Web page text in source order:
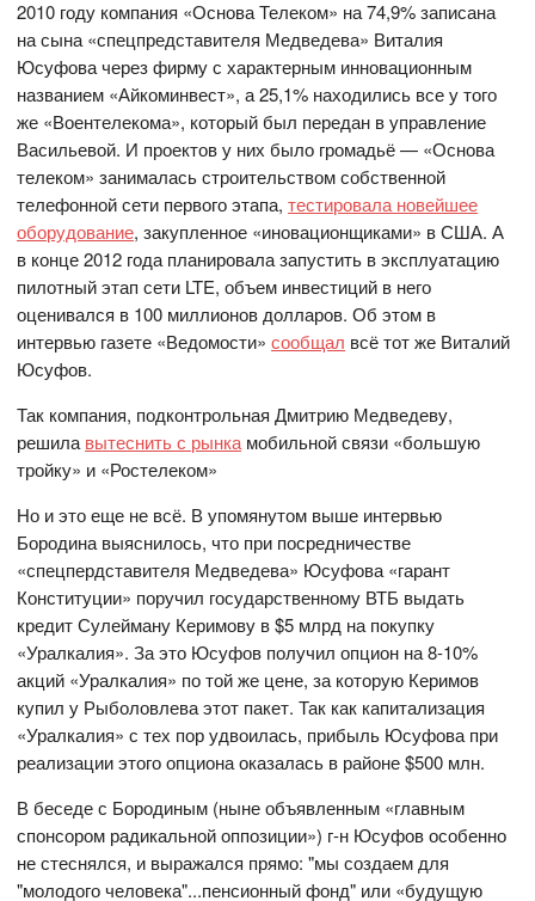
2010 году компания «Основа Телеком» на 74,9% записана
на сына «спецпредставителя Медведева» Виталия
Юсуфова через фирму с характерным инновационным
названием «Айкоминвест», а 25,1% находились все у того
же «Воентелекома», который был передан в управление
Васильевой. И проектов у них было громадьё — «Основа
телеком» занималась строительством собственной
телефонной сети первого этапа,тестировала новейшее
оборудование, закупленное «иновационщиками» в США. А
в конце 2012 года планировала запустить в эксплуатацию
пилотный этап сети LTE, объем инвестиций в него
оценивался в 100 миллионов долларов. Об этом в
интервью газете «Ведомости»сообщал всё тот же Виталий
Юсуфов.
Так компания, подконтрольная Дмитрию Медведеву,
решилавытеснить с рынкамобильной связи «большую
тройку» и «Ростелеком»
Но и это еще не всё. В упомянутом выше интервью
Бородина выяснилось, что при посредничестве
«спецпердставителя Медведева» Юсуфова «гарант
Конституции» поручил государственному ВТБ выдать
кредит Сулейману Керимову в $5 млрд на покупку
«Уралкалия». За это Юсуфов получил опцион на 8-10%
акций «Уралкалия» по той же цене, за которую Керимов
купил у Рыболовлева этот пакет. Так как капитализация
«Уралкалия» с тех пор удвоилась, прибыль Юсуфова при
реализации этого опциона оказалась в районе $500 млн.
В беседе с Бородиным (ныне объявленным «главным
спонсором радикальной оппозиции») г-н Юсуфов особенно
не стеснялся, и выражался прямо: "мы создаем для
"молодого человека"...пенсионный фонд" или «будущую